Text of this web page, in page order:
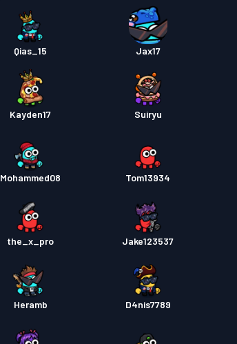
Qias_15 Jax17
Kayden17 Suiryu
Mohammed08 Tom13934
the_x_pro Jake123537
Heramb D4nis7789